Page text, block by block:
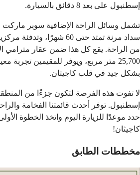
إسطنبول على بعد 8 دقائق بالسيارة.
تشمل وسائل الراحة الإضافية سوبر ماركت
سداد مرنة تمتد حتى 60 شهرًا،
من الراحة. يقع كل هذا ضمن عقار مترامي
25,700 متر مربع، ويوفر للمقيمين
بشكل جيد في قلب كاجيثان.
لا تفوت هذه الفرصة لتكون جزءًا من المنطقة
إسطنبول. توفر أحدث قائمتنا الفخامة
حدد موعدًا للزيارة اليوم واتخذ الخطوة
كاجيثان!
مخططات الطابق